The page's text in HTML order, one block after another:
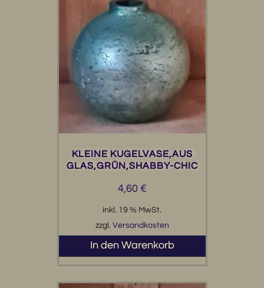
KLEINE KUGELVASE,AUS
GLAS,GRÜN,SHABBY-CHIC
4,60 €
inkl. 19 % MwSt.
zzgl. Versandkosten
In den Warenkorb